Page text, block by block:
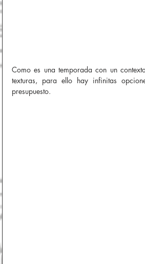
Como es una temporada con un
texturas, para ello hay infinitas
presupuesto.